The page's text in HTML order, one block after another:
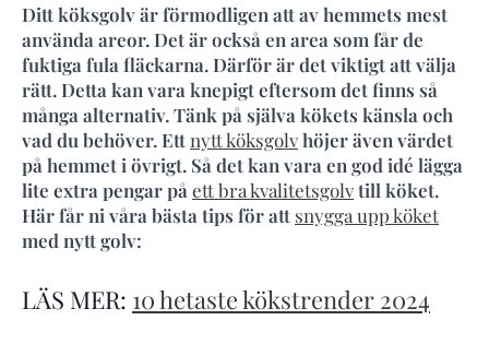
Ditt köksgolv är förmodligen att av hemmets mest
använda areor. Det är också en area som får de
fuktiga fula fläckarna. Därför är det viktigt att välja
rätt. Detta kan vara knepigt eftersom det finns så
många alternativ. Tänk på själva kökets känsla och
vad du behöver. Ettnytt köksgolvhöjer även värdet
på hemmet i övrigt. Så det kan vara en god idé lägga
lite extra pengar på ett bra kvalitetsgolvtill köket.
Här får ni våra bästa tips för att snygga upp köket
med nytt golv:
LÄS MER: 10 hetaste kökstrender 2024